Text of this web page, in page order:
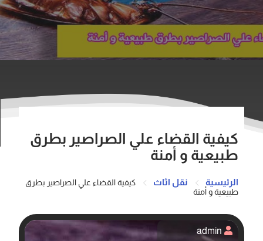
كيفية القضاء علي الصراصير بطرق
طبيعية و أمنة
الرئيسية نقل اثاث
كيفية القضاء علي الصراصير بطرق
طبيعية و أمنة
admin